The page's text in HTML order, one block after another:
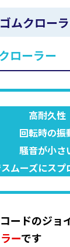
ムクロー
ローラー
高耐久性
回転時の振
騒音が小さ
ムーズにスプ
ードのジョ
ーです